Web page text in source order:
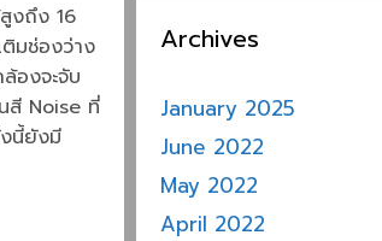
งถึง 16
มช่องว่าง
องจะจับ
สี Noise ที่
นี้ยังมี
Archives
January 2025
June 2022
May 2022
April 2022